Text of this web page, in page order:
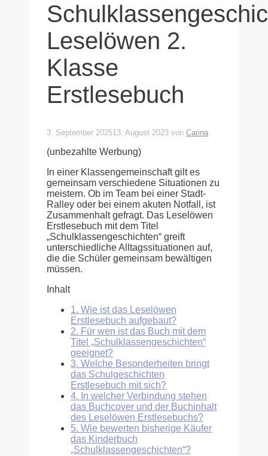
Leselöwen 2.
Klasse
Erstlesebuch
3. September 202513. August 2023 von Carina
(unbezahlte Werbung)
In einer Klassengemeinschaft gilt es
gemeinsam verschiedene Situationen zu
meistern. Ob im Team bei einer Stadt-
Ralley oder bei einem akuten Notfall, ist
Zusammenhalt gefragt. Das Leselöwen
Erstlesebuch mit dem Titel
„Schulklassengeschichten“ greift
unterschiedliche Alltagssituationen auf,
die die Schüler gemeinsam bewältigen
müssen.
Inhalt
1. Wie ist das Leselöwen
Erstlesebuch aufgebaut?
2. Für wen ist das Buch mit dem
Titel „Schulklassengeschichten“
geeignet?
3. Welche Besonderheiten bringt
das Schulgeschichten
Erstlesebuch mit sich?
4. In welcher Verbindung stehen
das Buchcover und der Buchinhalt
des Leselöwen Erstlesebuchs?
5. Wie bewerten bisherige Käufer
das Kinderbuch
„Schulklassengeschichten“?